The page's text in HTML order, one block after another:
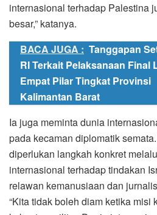
internasional terhadap Palestina
besar,” katanya.
BACA JUGA : Tanggapan
RI Terkait Pelaksanaan Final
Empat Pilar Tingkat Provinsi
Kalimantan Barat
Ia juga meminta dunia
pada kecaman diplomatik
diperlukan langkah konkret
internasional terhadap tindakan
relawan kemanusiaan dan
“Kita tidak boleh diam ketika misi